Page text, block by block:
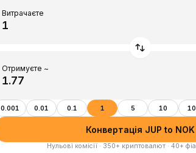
Витрачаєте
Отримуєте ~
0.001 0.01 0.1 1 5 10
Конвертація JUP to NOK
Нульові комісії · 350+ криптовалют · 40+